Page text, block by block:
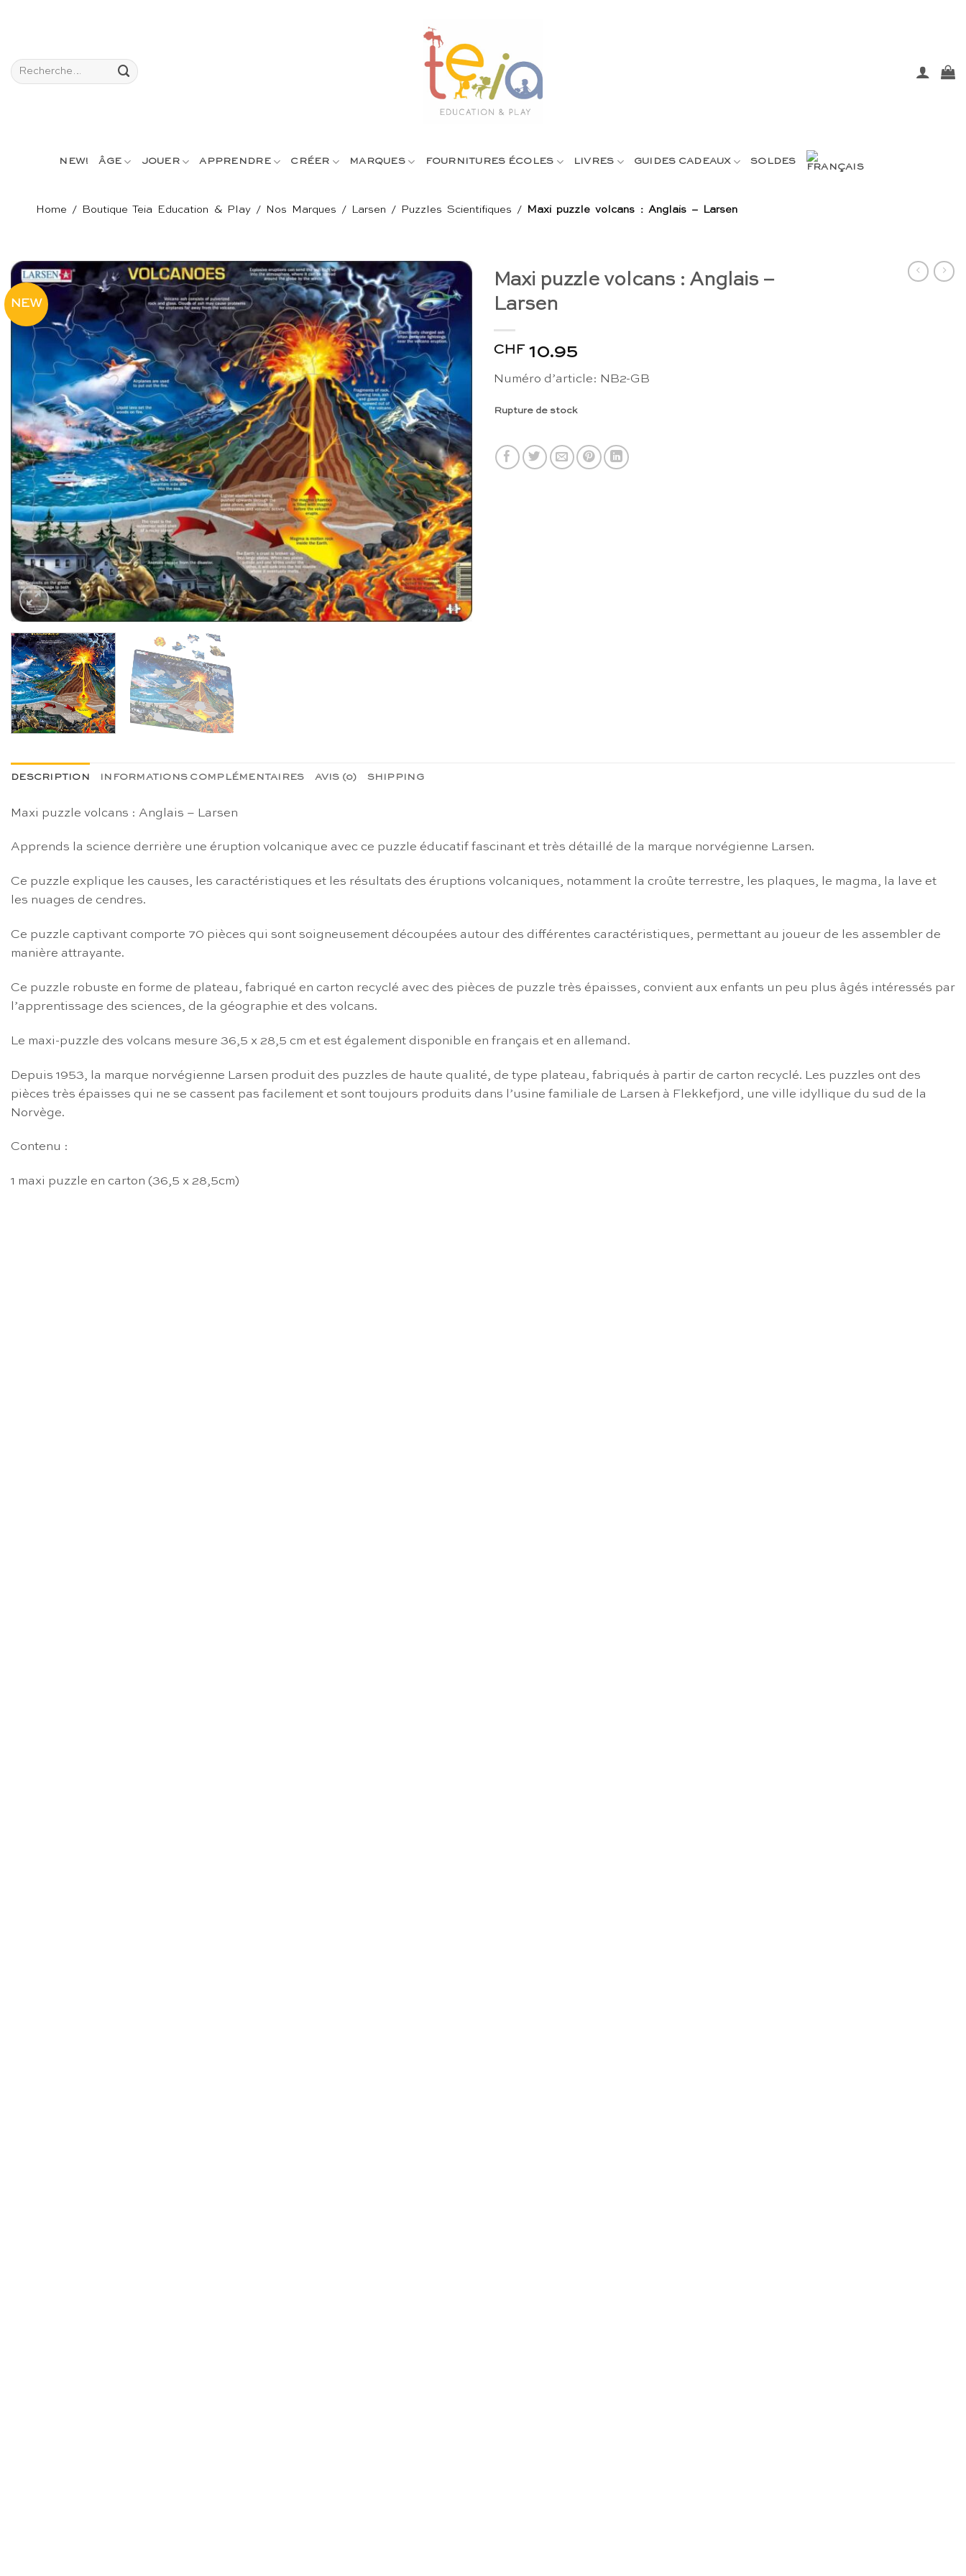
Recherche
pour :
NEW! ÂGE JOUER APPRENDRE CRÉER MARQUES FOURNITURES ÉCOLES LIVRES GUIDES CADEAUX SOLDES
Home / Boutique Teia Education & Play / Nos Marques / Larsen / Puzzles Scientifiques / Maxi puzzle volcans : Anglais – Larsen
NEW
Maxi puzzle volcans : Anglais –
Larsen
CHF 10.95
Numéro d’article: NB2-GB
Rupture de stock
DESCRIPTION INFORMATIONS COMPLÉMENTAIRES AVIS (0) SHIPPING
Maxi puzzle volcans : Anglais – Larsen
Apprends la science derrière une éruption volcanique avec ce puzzle éducatif fascinant et très détaillé de la marque norvégienne Larsen.
Ce puzzle explique les causes, les caractéristiques et les résultats des éruptions volcaniques, notamment la croûte terrestre, les plaques, le magma, la lave et
les nuages de cendres.
Ce puzzle captivant comporte 70 pièces qui sont soigneusement découpées autour des différentes caractéristiques, permettant au joueur de les assembler de
manière attrayante.
Ce puzzle robuste en forme de plateau, fabriqué en carton recyclé avec des pièces de puzzle très épaisses, convient aux enfants un peu plus âgés intéressés par
l’apprentissage des sciences, de la géographie et des volcans.
Le maxi-puzzle des volcans mesure 36,5 x 28,5 cm et est également disponible en français et en allemand.
Depuis 1953, la marque norvégienne Larsen produit des puzzles de haute qualité, de type plateau, fabriqués à partir de carton recyclé. Les puzzles ont des
pièces très épaisses qui ne se cassent pas facilement et sont toujours produits dans l’usine familiale de Larsen à Flekkefjord, une ville idyllique du sud de la
Norvège.
Contenu :
1 maxi puzzle en carton (36,5 x 28,5cm)